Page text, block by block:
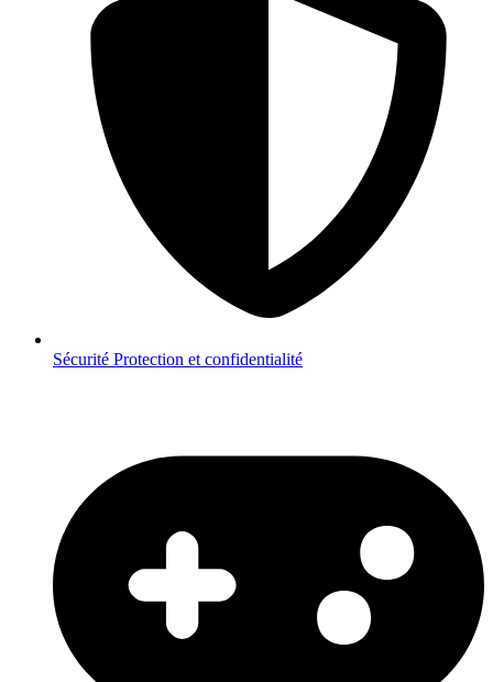
Sécurité Protection et confidentialité